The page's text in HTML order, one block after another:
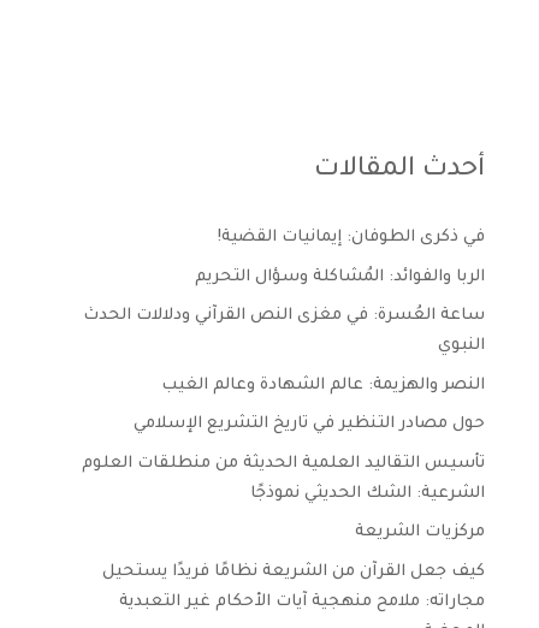
أحدث المقالات
في ذكرى الطوفان: إيمانيات القضية!
الربا والفوائد: المُشاكلة وسؤال التحريم
ساعة العُسرة: في مغزى النص القرآني ودلالات الحدث
النبوي
النصر والهزيمة: عالم الشهادة وعالم الغيب
حول مصادر التنظير في تاريخ التشريع الإسلامي
تأسيس التقاليد العلمية الحديثة من منطلقات العلوم
الشرعية: الشك الحديثي نموذجًا
مركزيات الشريعة
كيف جعل القرآن من الشريعة نظامًا فريدًا يستحيل
مجاراته: ملامح منهجية آيات الأحكام غير التعبدية